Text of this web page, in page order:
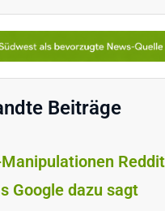
Beiträge
Google dazu sagt